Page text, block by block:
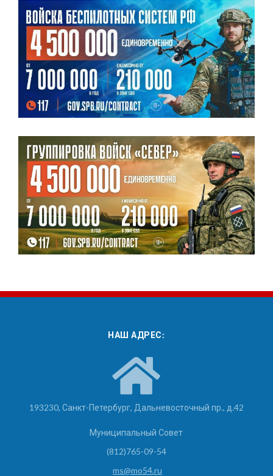
НАШ АДРЕС:
193230, Санкт-Петербург, Дальневосточный пр., д.42
Муниципальный Совет
(812)765-09-54
ms@mo54.ru